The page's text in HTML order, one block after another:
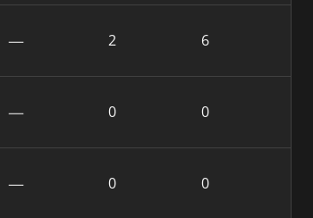
— 2 6
— 0 0
— 0 0